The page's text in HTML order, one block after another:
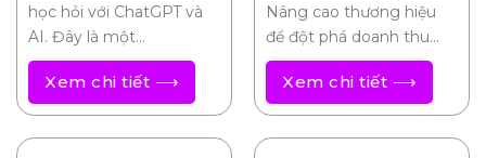
học hỏi với ChatGPT và
AI. Đây là một…
Xem chi tiết ⟶
Nâng cao thương hiệu
để đột phá doanh thu…
Xem chi tiết ⟶